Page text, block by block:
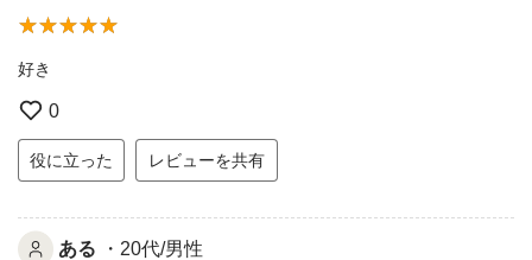
好き
0
役に立った レビューを共有
ある ・20代/男性